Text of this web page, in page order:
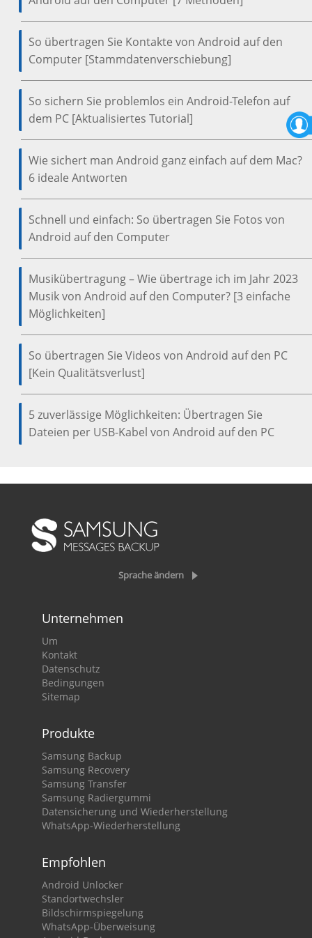
So übertragen Sie Kontakte von Android auf den
Computer [Stammdatenverschiebung]
So sichern Sie problemlos ein Android-Telefon auf
dem PC [Aktualisiertes Tutorial]
Wie sichert man Android ganz einfach auf dem Mac?
6 ideale Antworten
Schnell und einfach: So übertragen Sie Fotos von
Android auf den Computer
Musikübertragung – Wie übertrage ich im Jahr 2023
Musik von Android auf den Computer? [3 einfache
Möglichkeiten]
So übertragen Sie Videos von Android auf den PC
[Kein Qualitätsverlust]
5 zuverlässige Möglichkeiten: Übertragen Sie
Dateien per USB-Kabel von Android auf den PC
Sprache ändern
Unternehmen
Um
Kontakt
Datenschutz
Bedingungen
Sitemap
Produkte
Samsung Backup
Samsung Recovery
Samsung Transfer
Samsung Radiergummi
Datensicherung und Wiederherstellung
WhatsApp-Wiederherstellung
Empfohlen
Android Unlocker
Standortwechsler
Bildschirmspiegelung
WhatsApp-Überweisung